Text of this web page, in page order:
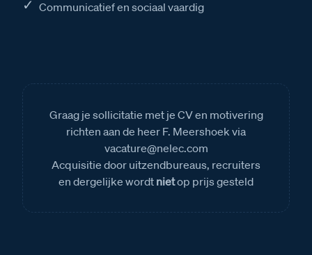
Communicatief en sociaal vaardig
Graag je sollicitatie met je CV en motivering
richten aan de heer F. Meershoek via
vacature@nelec.com
Acquisitie door uitzendbureaus, recruiters
en dergelijke wordt nietop prijs gesteld